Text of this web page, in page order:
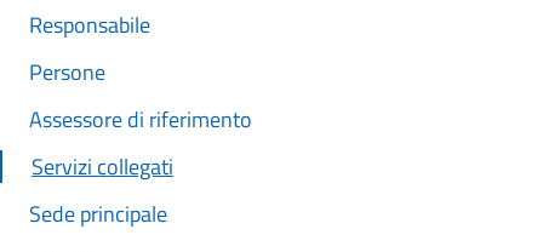
Responsabile
Persone
Assessore di riferimento
Servizi collegati
Sede principale